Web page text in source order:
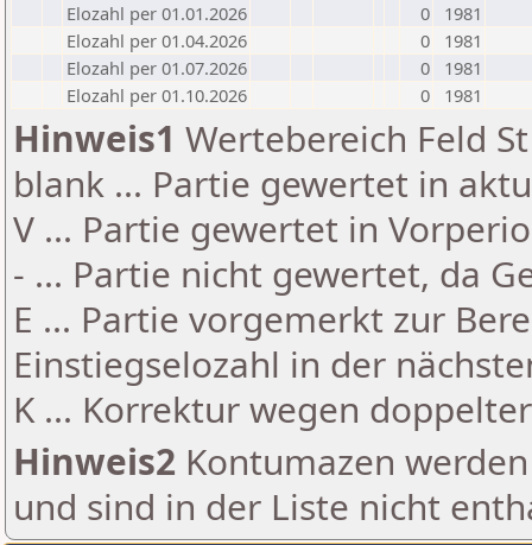
Elozahl per 01.01.2026
0
1981
Elozahl per 01.04.2026
0
1981
Elozahl per 01.07.2026
0
1981
Elozahl per 01.10.2026
0 1981
Hinweis1 Wertebereich Feld
blank ... Partie gewertet in
V ... Partie gewertet in
- ... Partie nicht gewertet, da
E ... Partie vorgemerkt zur
Einstiegselozahl in der
K ... Korrektur wegen
Hinweis2 Kontumazen
und sind in der Liste nicht